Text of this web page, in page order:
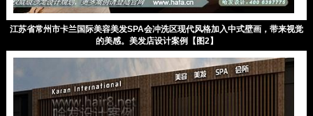
江苏省常州市卡兰国际美容美发SPA会冲洗区现代风格加入中式壁画，带来视觉
的美感。美发店设计案例【图2】